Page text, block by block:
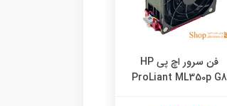
فن سرور اچ پی HP
ProLiant ML350p G8